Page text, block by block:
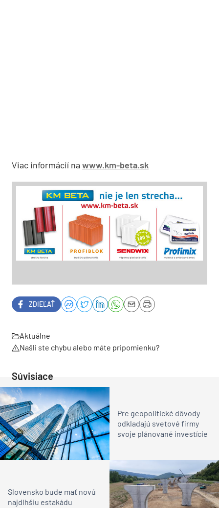
Viac informácií na www.km-beta.sk
ZDIEĽAŤ
Aktuálne
Našli ste chybu alebo máte pripomienku?
Súvisiace
Pre geopolitické dôvody
odkladajú svetové firmy
svoje plánované investície
Slovensko bude mať novú
najdlhšiu estakádu